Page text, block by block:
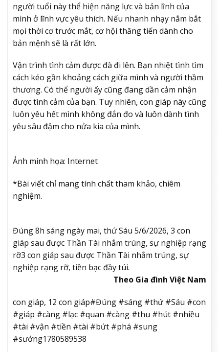
người tuổi này thể hiện năng lực và bản lĩnh của
mình ở lĩnh vực yêu thích. Nếu nhanh nhạy nắm bắt
mọi thời cơ trước mắt, cơ hội thăng tiến dành cho
bản mệnh sẽ là rất lớn.
Vận trình tình cảm được đà đi lên. Bạn nhiệt tình tìm
cách kéo gần khoảng cách giữa mình và người thầm
thương. Có thể người ấy cũng đang dần cảm nhận
được tình cảm của bạn. Tuy nhiên, con giáp này cũng
luôn yêu hết mình không đắn đo và luôn dành tình
yêu sâu đậm cho nửa kia của mình.
Ảnh minh họa: Internet
*Bài viết chỉ mang tính chất tham khảo, chiêm
nghiệm.
Đúng 8h sáng ngày mai, thứ Sáu 5/6/2026, 3 con
giáp sau được Thần Tài nhắm trúng, sự nghiệp rạng
rỡ3 con giáp sau được Thần Tài nhắm trúng, sự
nghiệp rạng rỡ, tiền bạc đầy túi.
Theo Gia đình Việt Nam
con giáp, 12 con giáp#Đúng #sáng #thứ #Sáu #con
#giáp #càng #lạc #quan #càng #thu #hút #nhiều
#tài #vận #tiền #tài #bứt #phá #sung
#sướng1780589538